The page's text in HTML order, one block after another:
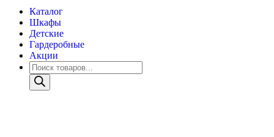
Каталог
Шкафы
Детские
Гардеробные
Акции